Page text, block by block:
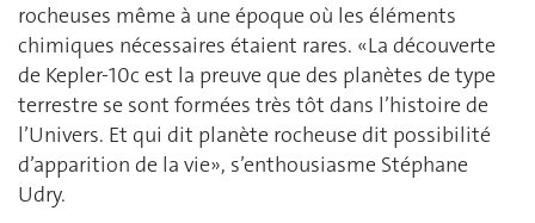
rocheuses même à une époque où les éléments
chimiques nécessaires étaient rares. «La découverte
de Kepler-10c est la preuve que des planètes de type
terrestre se sont formées très tôt dans l’histoire de
l’Univers. Et qui dit planète rocheuse dit possibilité
d’apparition de la vie», s’enthousiasme Stéphane
Udry.